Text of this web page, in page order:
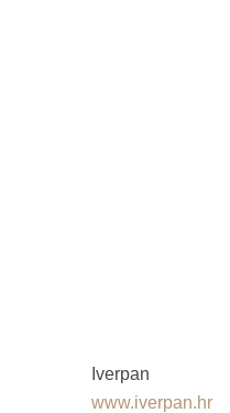
Iverpan
www.iverpan.hr